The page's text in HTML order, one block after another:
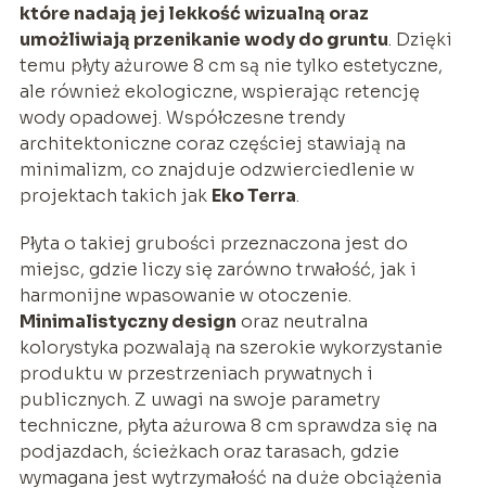
które nadają jej lekkość wizualną oraz
umożliwiają przenikanie wody do gruntu. Dzięki
temu płyty ażurowe 8 cm są nie tylko estetyczne,
ale również ekologiczne, wspierając retencję
wody opadowej. Współczesne trendy
architektoniczne coraz częściej stawiają na
minimalizm, co znajduje odzwierciedlenie w
projektach takich jak Eko Terra.
Płyta o takiej grubości przeznaczona jest do
miejsc, gdzie liczy się zarówno trwałość, jak i
harmonijne wpasowanie w otoczenie.
Minimalistyczny design oraz neutralna
kolorystyka pozwalają na szerokie wykorzystanie
produktu w przestrzeniach prywatnych i
publicznych. Z uwagi na swoje parametry
techniczne, płyta ażurowa 8 cm sprawdza się na
podjazdach, ścieżkach oraz tarasach, gdzie
wymagana jest wytrzymałość na duże obciążenia